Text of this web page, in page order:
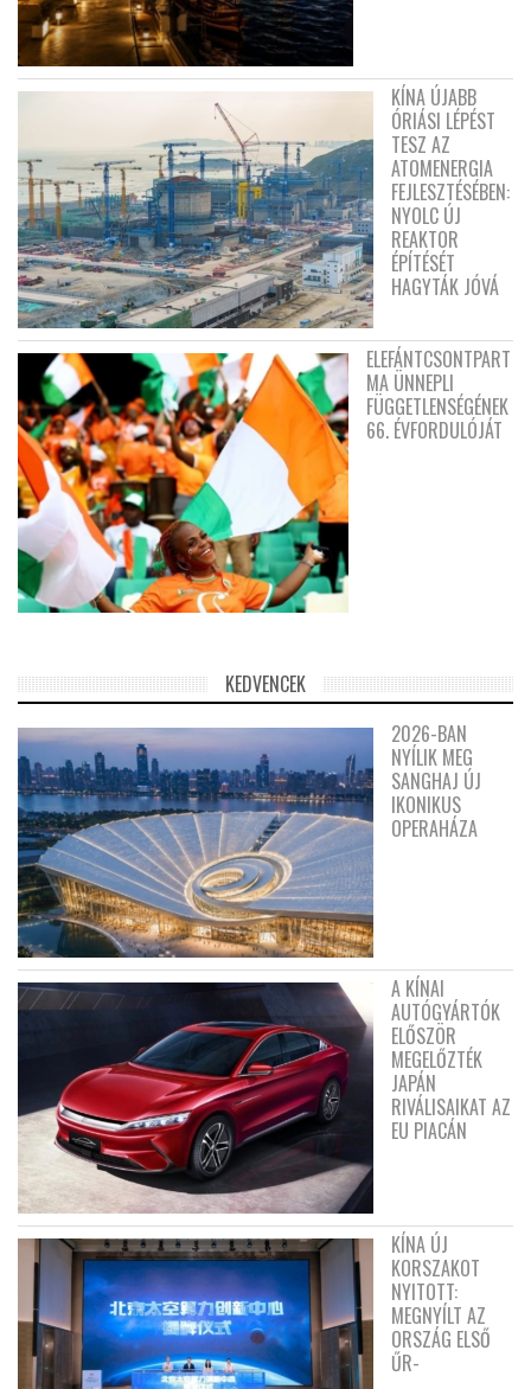
KÍNA ÚJABB
ÓRIÁSI LÉPÉST
TESZ AZ
ATOMENERGIA
FEJLESZTÉSÉBEN:
NYOLC ÚJ
REAKTOR
ÉPÍTÉSÉT
HAGYTÁK JÓVÁ
ELEFÁNTCSONTPART
MA ÜNNEPLI
FÜGGETLENSÉGÉNEK
66. ÉVFORDULÓJÁT
KEDVENCEK
2026-BAN
NYÍLIK MEG
SANGHAJ ÚJ
IKONIKUS
OPERAHÁZA
A KÍNAI
AUTÓGYÁRTÓK
ELŐSZÖR
MEGELŐZTÉK
JAPÁN
RIVÁLISAIKAT AZ
EU PIACÁN
KÍNA ÚJ
KORSZAKOT
NYITOTT:
MEGNYÍLT AZ
ORSZÁG ELSŐ
ŰR-